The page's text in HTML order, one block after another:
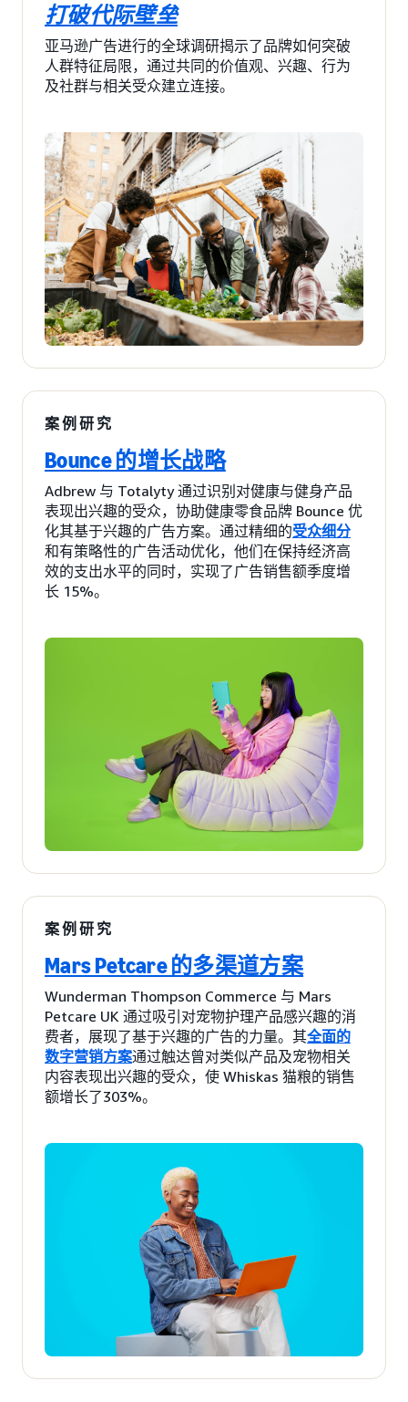
打破代际壁垒
亚马逊广告进行的全球调研揭示了品牌如何突破
人群特征局限，通过共同的价值观、兴趣、行为
及社群与相关受众建立连接。
案例研究
Bounce 的增长战略
Adbrew 与 Totalyty 通过识别对健康与健身产品
表现出兴趣的受众，协助健康零食品牌 Bounce 优
化其基于兴趣的广告方案。通过精细的受众细分
和有策略性的广告活动优化，他们在保持经济高
效的支出水平的同时，实现了广告销售额季度增
长 15%。
案例研究
Mars Petcare 的多渠道方案
Wunderman Thompson Commerce 与 Mars
Petcare UK 通过吸引对宠物护理产品感兴趣的消
费者，展现了基于兴趣的广告的力量。其全面的
数字营销方案通过触达曾对类似产品及宠物相关
内容表现出兴趣的受众，使 Whiskas 猫粮的销售
额增长了303%。